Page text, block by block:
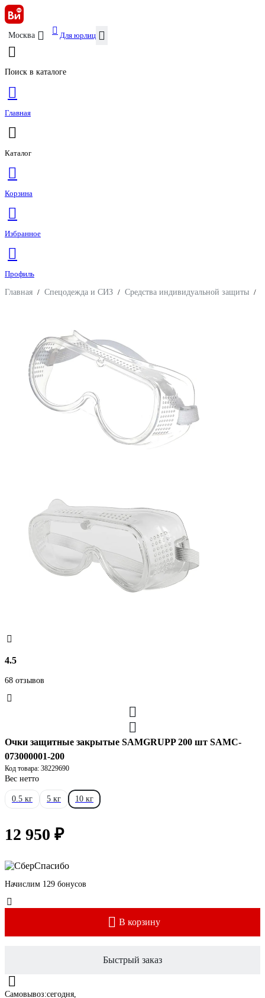
Москва Для юрлиц
Поиск в каталоге
Главная
Каталог
Корзина
Избранное
Профиль
Главная / Спецодежда и СИЗ / Средства индивидуальной защиты /
4.5
68 отзывов
Очки защитные закрытые SAMGRUPP 200 шт SAMC-
073000001-200
Код товара: 38229690
Вес нетто
0.5 кг 5 кг 10 кг
12 950 ₽
Начислим 129 бонусов
В корзину
Быстрый заказ
Самовывоз:сегодня,